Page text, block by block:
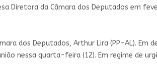
Diretora da Câmara dos Deputados em
dos Deputados, Arthur Lira (PP-AL). Em
nessa quarta-feira (12). Em regime de